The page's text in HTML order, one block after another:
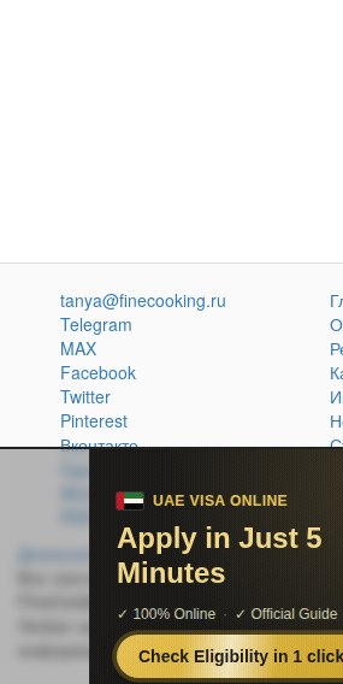
tanya@finecooking.ru
Telegram
MAX
Facebook
Twitter
Pinterest
Вконтакте
Одноклассники
Домашняя кухня без проблем© 2014-
Все тексты и фотографии,
FineCooking.ru, защищены законом об
Любая частичная или полная
информации без активной ссылки на